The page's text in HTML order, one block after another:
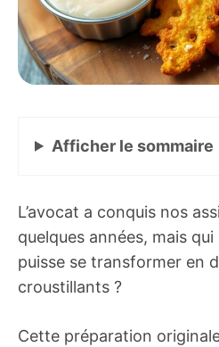
Afficher le sommaire
L’avocat a conquis nos
quelques années, mais qui
puisse se transformer en
croustillants ?
Cette préparation